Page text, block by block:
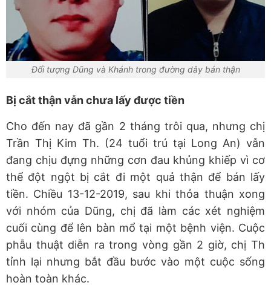
Đối tượng Dũng và Khánh trong đường dây bán thận
Bị cắt thận vẫn chưa lấy được tiền
Cho đến nay đã gần 2 tháng trôi qua, nhưng chị
Trần Thị Kim Th. (24 tuổi trú tại Long An) vẫn
đang chịu đựng những cơn đau khủng khiếp vì cơ
thể đột ngột bị cắt đi một quả thận để bán lấy
tiền. Chiều 13-12-2019, sau khi thỏa thuận xong
với nhóm của Dũng, chị đã làm các xét nghiệm
cuối cùng để lên bàn mổ tại một bệnh viện. Cuộc
phẫu thuật diễn ra trong vòng gần 2 giờ, chị Th
tỉnh lại nhưng bắt đầu bước vào một cuộc sống
hoàn toàn khác.